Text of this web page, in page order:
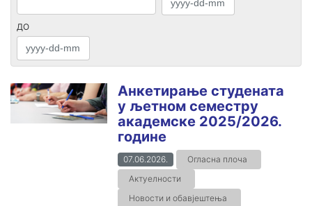
ДО
Анкетирање студената
у љетном семестру
академске 2025/2026.
године
07.06.2026.
Огласна плоча
Актуелности
Новости и обавјештења